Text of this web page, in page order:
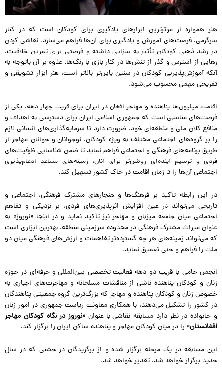
هنر همواره از مؤثرترین ابزارهای یادگیری برای کودکان است که در کنار
سرگرمی، فرصت‌های آموزش و یادگیری برای آن‌ها فراهم می‌سازد. نقاشی کردن
در رشد ذهنی کودکان تأثیر به سزایی داشته و فرصتی برای تمرین خلاقیت،
رهایی از استرس و گذر از تنش‌ها در کنار بازی با رنگ‌ها. علاوه بر آن باتوجه به
آنکه آموزش‌پذیریی کودکان در سنین پاین‌تر بالاتر است، هنر ابزار تشویقی و
تفریحی مهمی محسوب می‌شود.
اقامت میلیون‌ها پناهنده و مهاجر افغان در ایران برای قریب چهار دهه، یکی از
فرصت‌های مناسبی است که جمهوری اسلامی ایران برای دسترسی به اهداف و
منافع کلان ملی و منطقه‌ای خود، ضرورت دارد تا سرمایه‌گذاری‌های انسانی لازم
را بر گروه‌های اجتماعی مختلف به ویژه کودکان، نوجوانان و جوانان مهاجر از
طریق برنامه‌های فرهنگی و اجتماعی فراهم نماید تا ضمن شناسایی ظرفیت‌های
فردی و ترسیم آینده‌ای روشن‌تر برای آنان، زمینه‌های مساعد ادغام‌پذیری
اجتماعی آن‌ها را تا زمان اقامت در خاک کشور تسهیل کند.
در این رابطه تأکید بر فرهنگ‌ها و هنجارهای مشترک فرهنگی، اجتماعی و
تاریخی می‌تواند در عین افزایش اثرپذیری‌های فردی، بر نزدیکی و تفاهم
اجتماعی میان جامعه میزبان و مهاجر نیز تأکید نماید و در اینجا «نوروز» به
عنوان میراث مشترک فرهنگی در محدوده سرزمینی منطقه، بهترین ابزاری است
که می‌تواند زمینه‌های هر چه گسترده‌تر تفاهمات و ارزش‌های فرهنگی میان دو
ملت را فراهم و حتی تعمیق نماید.
انجمن حامی با قریب دو دهه فعالیت تخصصی بین‌المللی و حرفه‌ای در حوزه
زنان و کودکان پناهنده ناشی از مناقشات مسلحانه و مهاجرت‌های اجباری به
خصوص زنان و کودکان پناهنده و مهاجر که بزرگ‌ترین گروه جمعیتی پناهندگان
در کشور را تشکیل می‌دهند، با همکاری معاونت ریاست جمهوری در امور زنان
و خانواده در نظر دارد مسابقه نقاشی با عنوان «نوروز در نگاه کودکان مهاجر
افغانستان» را در میان کودکان مهاجر و پناهنده ساکن ایران را برگزار کند.
این مسابقه در یک مرحله برگزار شده و از برگزیدگان در جشنی که در سال
جدید برگزار خواهد شد، تقدیر خواهد شد.